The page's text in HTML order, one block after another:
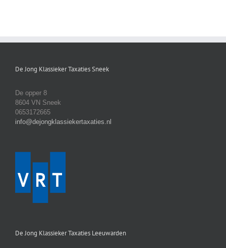
De Jong Klassieker Taxaties Sneek
De opper 8
8604 VN Sneek
0653172665
info@dejongklassiekertaxaties.nl
De Jong Klassieker Taxaties Leeuwarden